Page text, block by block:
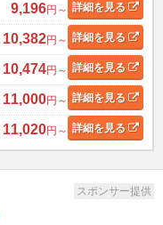
9,196円～ 詳細を見る
10,382円～ 詳細を見る
10,474円～ 詳細を見る
11,000円～ 詳細を見る
11,020円～ 詳細を見る
スポンサー提供